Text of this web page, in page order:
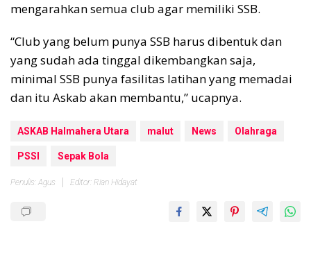
mengarahkan semua club agar memiliki SSB.
“Club yang belum punya SSB harus dibentuk dan
yang sudah ada tinggal dikembangkan saja,
minimal SSB punya fasilitas latihan yang memadai
dan itu Askab akan membantu,” ucapnya.
ASKAB Halmahera Utara malut News Olahraga
PSSI Sepak Bola
Penulis: Agus Editor: Rian Hidayat